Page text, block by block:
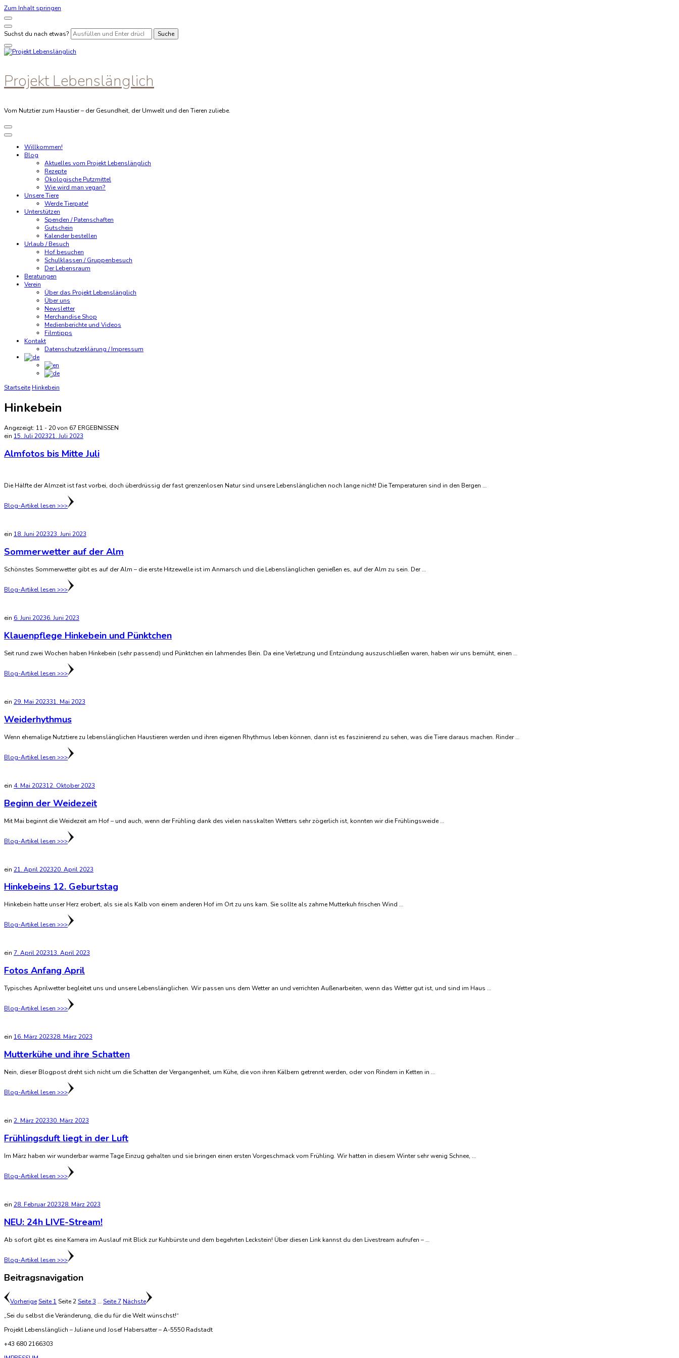
Zum Inhalt springen
Suchst du nach etwas?
Projekt Lebenslänglich
Vom Nutztier zum Haustier – der Gesundheit, der Umwelt und den Tieren zuliebe.
Willkommen!
Blog
Aktuelles vom Projekt Lebenslänglich
Rezepte
Ökologische Putzmittel
Wie wird man vegan?
Unsere Tiere
Werde Tierpate!
Unterstützen
Spenden / Patenschaften
Gutschein
Kalender bestellen
Urlaub / Besuch
Hof besuchen
Schulklassen / Gruppenbesuch
Der Lebensraum
Beratungen
Verein
Über das Projekt Lebenslänglich
Über uns
Newsletter
Merchandise Shop
Medienberichte und Videos
Filmtipps
Kontakt
Datenschutzerklärung / Impressum
Startseite Hinkebein
Hinkebein
Angezeigt: 11 - 20 von 67 ERGEBNISSEN
ein 15. Juli 202321. Juli 2023
Almfotos bis Mitte Juli
Die Hälfte der Almzeit ist fast vorbei, doch überdrüssig der fast grenzenlosen Natur sind unsere Lebenslänglichen noch lange nicht! Die Temperaturen sind in den Bergen …
Blog-Artikel lesen >>>
ein 18. Juni 202323. Juni 2023
Sommerwetter auf der Alm
Schönstes Sommerwetter gibt es auf der Alm – die erste Hitzewelle ist im Anmarsch und die Lebenslänglichen genießen es, auf der Alm zu sein. Der …
Blog-Artikel lesen >>>
ein 6. Juni 20236. Juni 2023
Klauenpflege Hinkebein und Pünktchen
Seit rund zwei Wochen haben Hinkebein (sehr passend) und Pünktchen ein lahmendes Bein. Da eine Verletzung und Entzündung auszuschließen waren, haben wir uns bemüht, einen …
Blog-Artikel lesen >>>
ein 29. Mai 202331. Mai 2023
Weiderhythmus
Wenn ehemalige Nutztiere zu lebenslänglichen Haustieren werden und ihren eigenen Rhythmus leben können, dann ist es faszinierend zu sehen, was die Tiere daraus machen. Rinder …
Blog-Artikel lesen >>>
ein 4. Mai 202312. Oktober 2023
Beginn der Weidezeit
Mit Mai beginnt die Weidezeit am Hof – und auch, wenn der Frühling dank des vielen nasskalten Wetters sehr zögerlich ist, konnten wir die Frühlingsweide …
Blog-Artikel lesen >>>
ein 21. April 202320. April 2023
Hinkebeins 12. Geburtstag
Hinkebein hatte unser Herz erobert, als sie als Kalb von einem anderen Hof im Ort zu uns kam. Sie sollte als zahme Mutterkuh frischen Wind …
Blog-Artikel lesen >>>
ein 7. April 202313. April 2023
Fotos Anfang April
Typisches Aprilwetter begleitet uns und unsere Lebenslänglichen. Wir passen uns dem Wetter an und verrichten Außenarbeiten, wenn das Wetter gut ist, und sind im Haus …
Blog-Artikel lesen >>>
ein 16. März 202328. März 2023
Mutterkühe und ihre Schatten
Nein, dieser Blogpost dreht sich nicht um die Schatten der Vergangenheit, um Kühe, die von ihren Kälbern getrennt werden, oder von Rindern in Ketten in …
Blog-Artikel lesen >>>
ein 2. März 202330. März 2023
Frühlingsduft liegt in der Luft
Im März haben wir wunderbar warme Tage Einzug gehalten und sie bringen einen ersten Vorgeschmack vom Frühling. Wir hatten in diesem Winter sehr wenig Schnee, …
Blog-Artikel lesen >>>
ein 28. Februar 202328. März 2023
NEU: 24h LIVE-Stream!
Ab sofort gibt es eine Kamera im Auslauf mit Blick zur Kuhbürste und dem begehrten Leckstein! Über diesen Link kannst du den Livestream aufrufen – …
Blog-Artikel lesen >>>
Beitragsnavigation
VorherigeSeite1 Seite2Seite3 …Seite7 Nächste
„Sei du selbst die Veränderung, die du für die Welt wünschst!“
Projekt Lebenslänglich – Juliane und Josef Habersatter – A-5550 Radstadt
+43 680 2166303